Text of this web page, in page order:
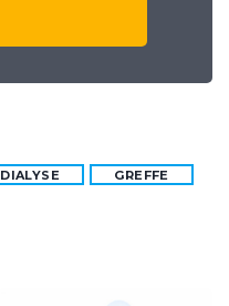
DIALYSE GREFFE